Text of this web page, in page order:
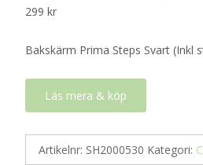
299 kr
Bakskärm Prima Steps Svart (Inkl
Läs mera & köp
Artikelnr: SH2000530 Kategori: